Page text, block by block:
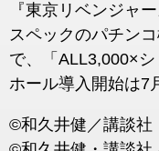
『東京リベンジャ
スペックのパチン
で、「ALL3,000×シ
ホール導入開始は7
©和久井健／講談社